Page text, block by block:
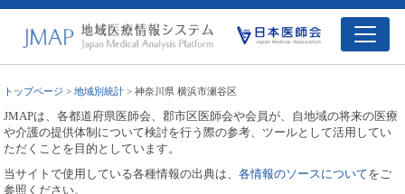
トップページ >地域別統計 > 神奈川県 横浜市瀬谷区
JMAPは、各都道府県医師会、郡市区医師会や会員が、自地域の将来の医療
や介護の提供体制について検討を行う際の参考、ツールとして活用してい
ただくことを目的としています。
当サイトで使用している各種情報の出典は、各情報のソースについてをご
参照ください。